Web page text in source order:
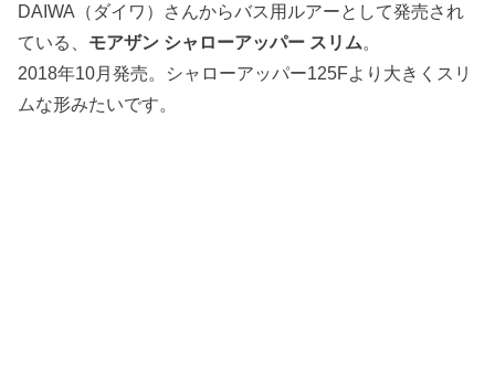
DAIWA（ダイワ）さんからバス用ルアーとして発売され
ている、 モアザン シャローアッパー スリム。
2018年10月発売。シャローアッパー125Fより大きくスリ
ムな形みたいです。